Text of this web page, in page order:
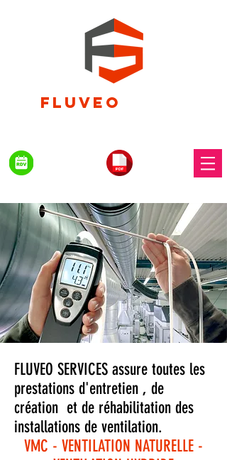
FLUVEO
FLUVEO SERVICES assure toutes les
prestations d'entretien , de
création et de réhabilitation des
installations de ventilation.
VMC - VENTILATION NATURELLE -